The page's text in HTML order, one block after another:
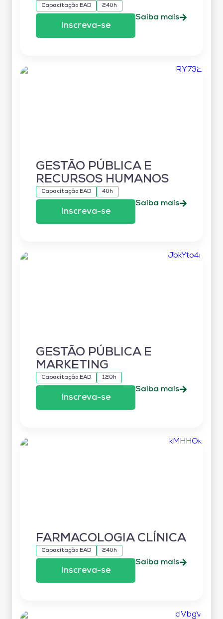
Capacitação EAD 240h
Inscreva-se
Saiba mais
GESTÃO PÚBLICA E
RECURSOS HUMANOS
Capacitação EAD 40h
Inscreva-se
Saiba mais
GESTÃO PÚBLICA E
MARKETING
Capacitação EAD 120h
Inscreva-se
Saiba mais
FARMACOLOGIA CLÍNICA
Capacitação EAD 240h
Inscreva-se
Saiba mais